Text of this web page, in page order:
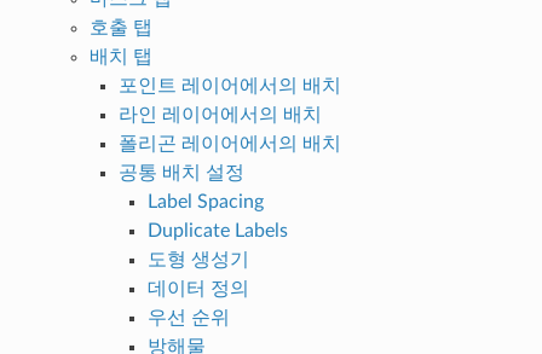
호출 탭
배치 탭
포인트 레이어에서의 배치
라인 레이어에서의 배치
폴리곤 레이어에서의 배치
공통 배치 설정
Label Spacing
Duplicate Labels
도형 생성기
데이터 정의
우선 순위
방해물